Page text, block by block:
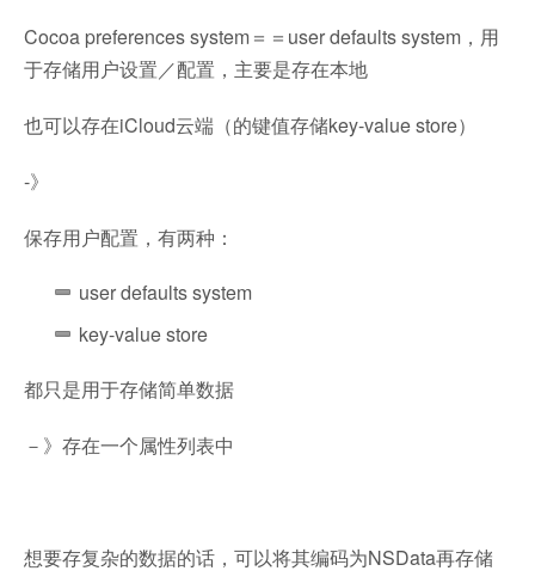
Cocoa preferences system＝＝user defaults system，用
于存储用户设置／配置，主要是存在本地
也可以存在iCloud云端（的键值存储key-value store）
-》
保存用户配置，有两种：
user defaults system
key-value store
都只是用于存储简单数据
－》存在一个属性列表中
想要存复杂的数据的话，可以将其编码为NSData再存储